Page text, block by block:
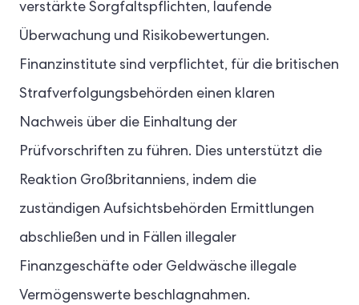
verstärkte Sorgfaltspflichten, laufende
Überwachung und Risikobewertungen.
Finanzinstitute sind verpflichtet, für die britischen
Strafverfolgungsbehörden einen klaren
Nachweis über die Einhaltung der
Prüfvorschriften zu führen. Dies unterstützt die
Reaktion Großbritanniens, indem die
zuständigen Aufsichtsbehörden Ermittlungen
abschließen und in Fällen illegaler
Finanzgeschäfte oder Geldwäsche illegale
Vermögenswerte beschlagnahmen.